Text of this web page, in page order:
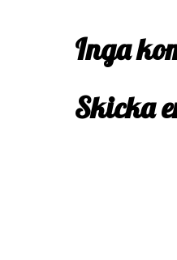
Inga
Skicka